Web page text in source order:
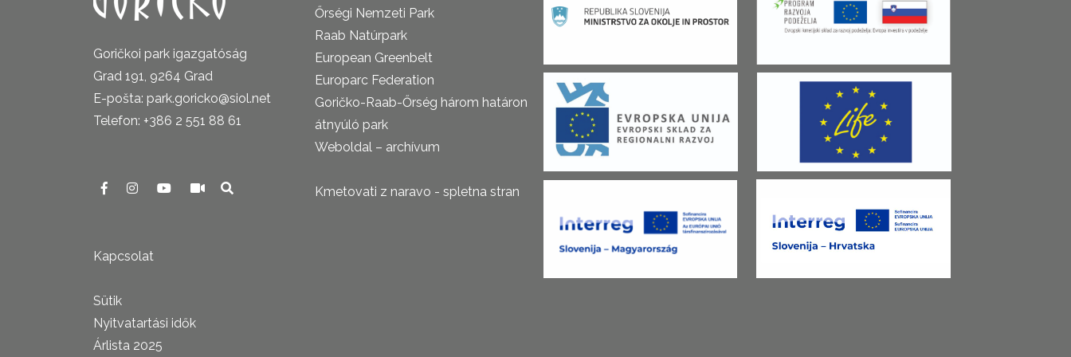
Goričkoi park igazgatóság
Grad 191, 9264 Grad
E-pošta: park.goricko@siol.net
Telefon: +386 2 551 88 61
Kapcsolat
Sütik
Nyitvatartási idők
Árlista 2025
Őrségi Nemzeti Park
Raab Natúrpark
European Greenbelt
Europarc Federation
Goričko-Raab-Őrség három határon
átnyúló park
Weboldal – archívum
Kmetovati z naravo - spletna stran